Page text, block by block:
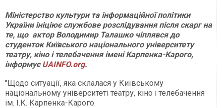
Міністерство культури та інформаційної політики
України ініціює службове розслідування після скарг на
те, що актор Володимир Талашко чіплявся до
студенток Київського національного університету
театру, кіно і телебачення імені Карпенка-Карого,
інформуєUAINFO.org.
"Щодо ситуації, яка склалася у Київському
національному університеті театру, кіно і телебачення
ім. І.К. Карпенка-Карого.